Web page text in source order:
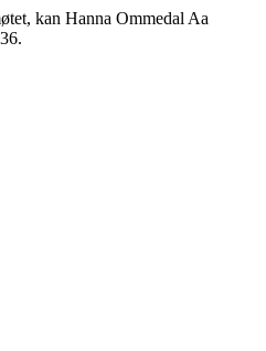
kan Hanna Ommedal Aa